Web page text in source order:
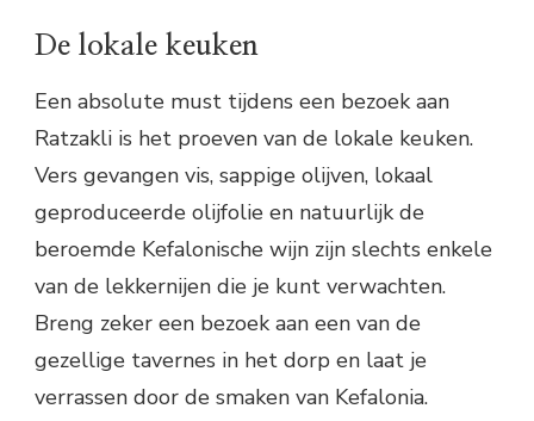
De lokale keuken
Een absolute must tijdens een bezoek aan
Ratzakli is het proeven van de lokale keuken.
Vers gevangen vis, sappige olijven, lokaal
geproduceerde olijfolie en natuurlijk de
beroemde Kefalonische wijn zijn slechts enkele
van de lekkernijen die je kunt verwachten.
Breng zeker een bezoek aan een van de
gezellige tavernes in het dorp en laat je
verrassen door de smaken van Kefalonia.